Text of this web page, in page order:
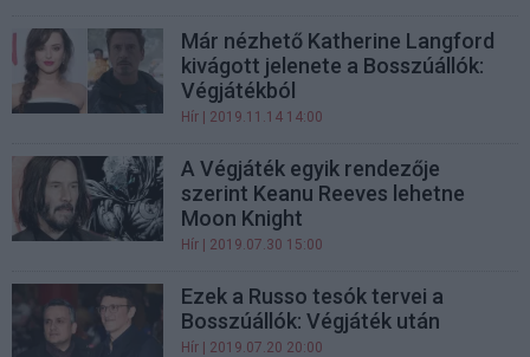
Már nézhető Katherine Langford
kivágott jelenete a Bosszúállók:
Végjátékból
Hír | 2019.11.14 14:00
A Végjáték egyik rendezője
szerint Keanu Reeves lehetne
Moon Knight
Hír | 2019.07.30 15:00
Ezek a Russo tesók tervei a
Bosszúállók: Végjáték után
Hír | 2019.07.20 20:00